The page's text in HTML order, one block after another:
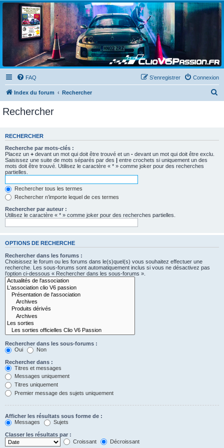
Clio V6 Passion
Le site français des passionnés de Clio V6
FAQ Connexion
S’enregistrer
Index du forum Rechercher
e
Rechercher
RECHERCHER
Recherche par mots-clés :
Placez un + devant un mot qui doit être trouvé et un - devant un mot qui doit être exclu.
Saisissez une suite de mots séparés par des | entre crochets si uniquement un des
mots doit être trouvé. Utilisez le caractère « * » comme joker pour des recherches
partielles.
Rechercher tous les termes
Rechercher n’importe lequel de ces termes
Rechercher par auteur :
Utilisez le caractère « * » comme joker pour des recherches partielles.
OPTIONS DE RECHERCHE
Rechercher dans les forums :
Choisissez le forum ou les forums dans le(s)quel(s) vous souhaitez effectuer une
recherche. Les sous-forums sont automatiquement inclus si vous ne désactivez pas
l’option ci-dessous « Rechercher dans les sous-forums ».
Rechercher dans les sous-forums :
Oui
Non
Rechercher dans :
Titres et messages
Messages uniquement
Titres uniquement
Premier message des sujets uniquement
Afficher les résultats sous forme de :
Messages
Sujets
Classer les résultats par :
Croissant
Décroissant